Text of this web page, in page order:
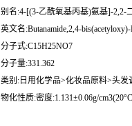
别名:4-[(3-乙酰氧基丙基)氨基]-2,2-
英文名:Butanamide,2,4-
分子式:C15H25NO7
分子量:331.362
类别:日用化学品>化妆品原料>头发
物化性质:密度:1.131±0.06g/